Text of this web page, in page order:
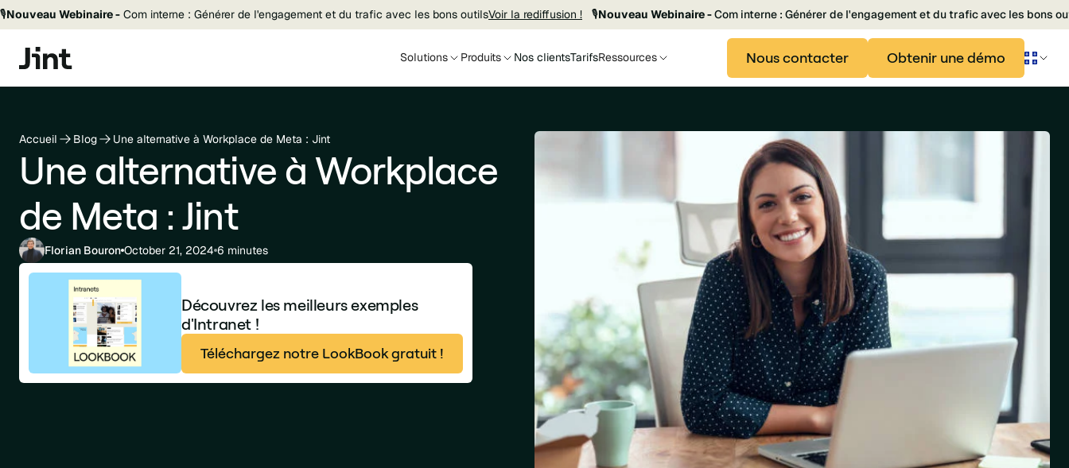
🎙️Nouveau Webinaire - Com interne : Générer de l'engagement et du trafic avec les bons outilsVoir la rediffusion ! 🎙️Nouveau Webinaire -Com interne : Générer de l'engagement et du trafic avec les bons
Solutions Produits Nos clientsTarifsRessources Nous contacter Obtenir une démo
Accueil Blog Une alternative à Workplace de Meta : Jint
Une alternative à Workplace
de Meta : Jint
Florian Bouron October 21, 2024 6 minutes
Découvrez les meilleurs exemples
d'Intranet !
Téléchargez notre LookBook gratuit !